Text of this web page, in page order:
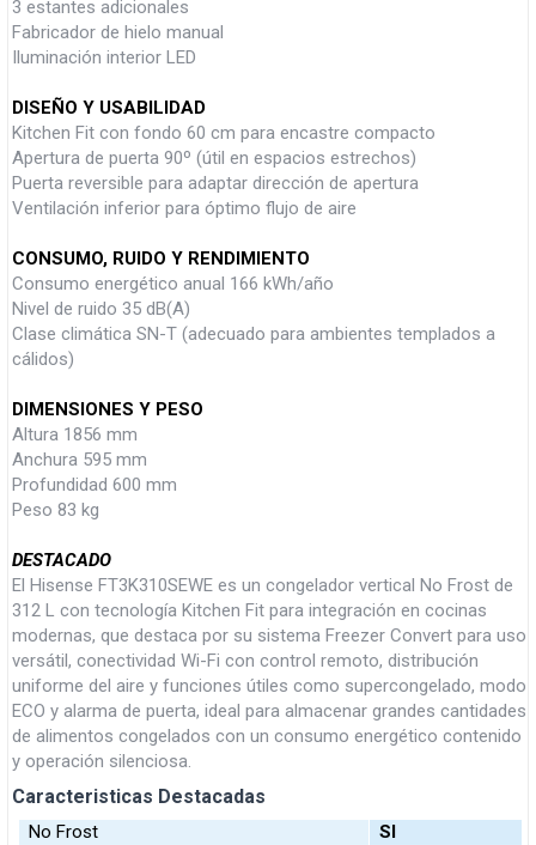
3 estantes adicionales
Fabricador de hielo manual
Iluminación interior LED
DISEÑO Y USABILIDAD
Kitchen Fit con fondo 60 cm para encastre compacto
Apertura de puerta 90º (útil en espacios estrechos)
Puerta reversible para adaptar dirección de apertura
Ventilación inferior para óptimo flujo de aire
CONSUMO, RUIDO Y RENDIMIENTO
Consumo energético anual 166 kWh/año
Nivel de ruido 35 dB(A)
Clase climática SN-T (adecuado para ambientes templados a
cálidos)
DIMENSIONES Y PESO
Altura 1856 mm
Anchura 595 mm
Profundidad 600 mm
Peso 83 kg
DESTACADO
El Hisense FT3K310SEWE es un congelador vertical No Frost de
312 L con tecnología Kitchen Fit para integración en cocinas
modernas, que destaca por su sistema Freezer Convert para uso
versátil, conectividad Wi-Fi con control remoto, distribución
uniforme del aire y funciones útiles como supercongelado, modo
ECO y alarma de puerta, ideal para almacenar grandes cantidades
de alimentos congelados con un consumo energético contenido
y operación silenciosa.
Caracteristicas Destacadas
No Frost
SI